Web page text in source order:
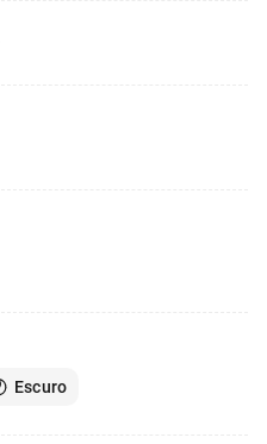
Escuro